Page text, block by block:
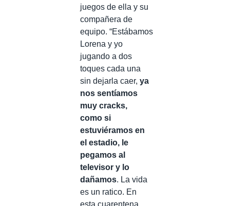
juegos de ella y su
compañera de
equipo. “Estábamos
Lorena y yo
jugando a dos
toques cada una
sin dejarla caer, ya
nos sentíamos
muy cracks,
como si
estuviéramos en
el estadio, le
pegamos al
televisor y lo
dañamos. La vida
es un ratico. En